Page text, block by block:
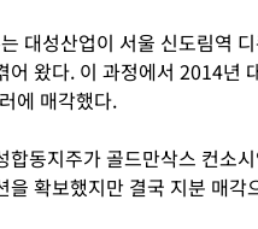
대성산업이 서울 신도림역
어 왔다. 이 과정에서 2014년
에 매각했다.
합동지주가 골드만삭스 컨소
을 확보했지만 결국 지분 매각